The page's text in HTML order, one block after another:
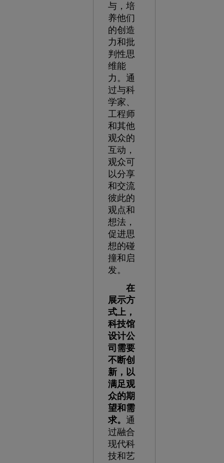
与，培
养他们
的创造
力和批
判性思
维能
力。通
过与科
学家、
工程师
和其他
观众的
互动，
观众可
以分享
和交流
彼此的
观点和
想法，
促进思
想的碰
撞和启
发。
在
展示方
式上，
科技馆
设计公
司需要
不断创
新，以
满足观
众的期
望和需
求。 通
过融合
现代科
技和艺